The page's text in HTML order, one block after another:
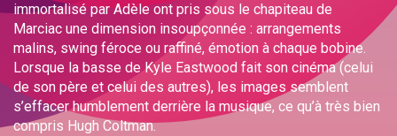
immortalisé par Adèle ont pris sous le chapiteau de
Marciac une dimension insoupçonnée : arrangements
malins, swing féroce ou raffiné, émotion à chaque bobine.
Lorsque la basse de Kyle Eastwood fait son cinéma (celui
de son père et celui des autres), les images semblent
s’effacer humblement derrière la musique, ce qu’à très bien
compris Hugh Coltman.